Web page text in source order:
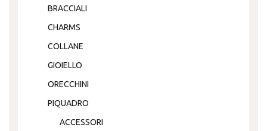
BRACCIALI
CHARMS
COLLANE
GIOIELLO
ORECCHINI
PIQUADRO
ACCESSORI